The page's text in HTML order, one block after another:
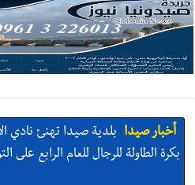
أخبار صيدا بلدية صيدا تهنئ نادي
بكرة الطاولة للرجال للعام الرابع على